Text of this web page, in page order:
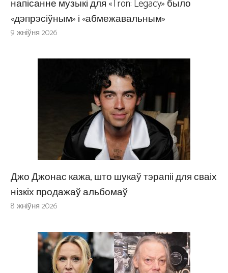
напісанне музыкі для «Tron: Legacy» было
«дэпрэсіўным» і «абмежавальным»
9 жніўня 2026
Джо Джонас кажа, што шукаў тэрапіі для сваіх
нізкіх продажаў альбомаў
8 жніўня 2026